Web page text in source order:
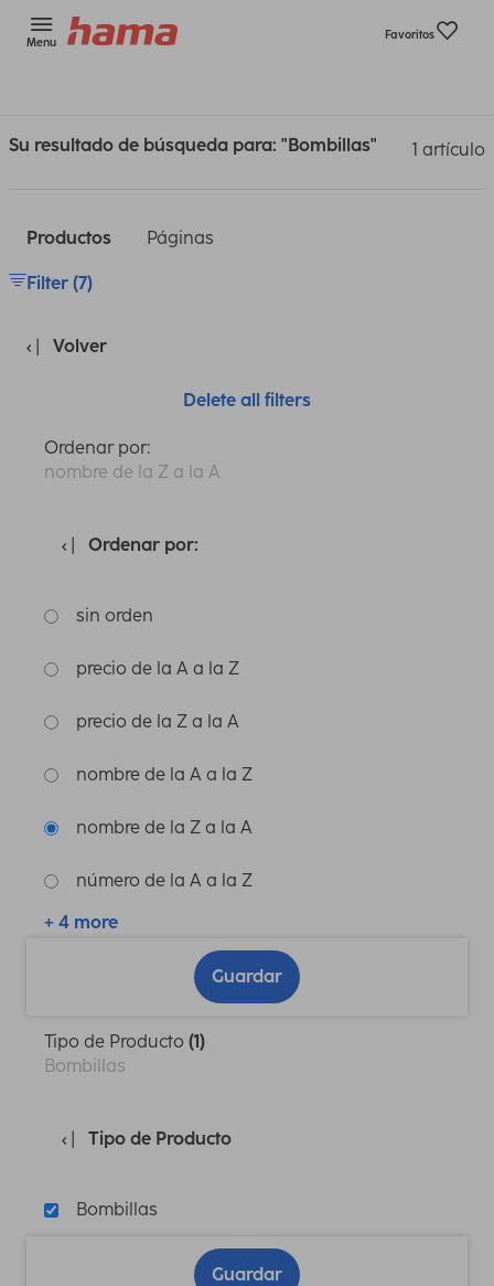
Menu
Favoritos
Su resultado de búsqueda para: "Bombillas" 1 artículo
Productos Páginas
Filter (7)
Volver
Delete all filters
Ordenar por:
nombre de la Z a la A
Ordenar por:
sin orden
precio de la A a la Z
precio de la Z a la A
nombre de la A a la Z
nombre de la Z a la A
número de la A a la Z
+ 4 more
Guardar
Tipo de Producto (1)
Bombillas
Tipo de Producto
Bombillas
Guardar